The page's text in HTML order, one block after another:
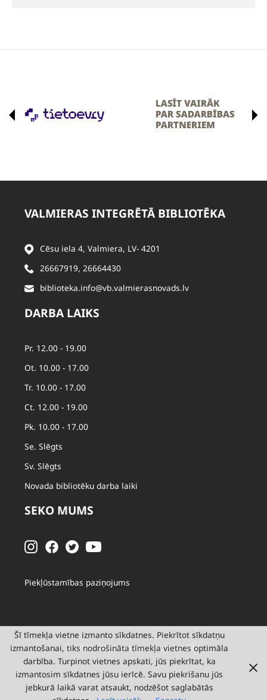
VALMIERAS INTEGRĒTĀ BIBLIOTĒKA
Cēsu iela 4, Valmiera, LV- 4201
26667919, 26664430
biblioteka.info@vb.valmierasnovads.lv
DARBA LAIKS
Pr. 12.00 - 19.00
Ot. 10.00 - 17.00
Tr. 10.00 - 17.00
Ct. 12.00 - 19.00
Pk. 10.00 - 17.00
Se. Slēgts
Sv. Slēgts
Novada bibliotēku darba laiki
SEKO MUMS
Piekļūstamības paziņojums
© 2026 Valmieras novada pašvaldība
Šī tīmekļa vietne izmanto sīkdatnes. Piekrītot sīkdatņu
izmantošanai, tiks nodrošināta tīmekļa vietnes optimāla
darbība. Turpinot vietnes apskati, jūs piekrītat, ka
izmantosim sīkdatnes jūsu ierīcē. Savu piekrišanu jūs
jebkurā laikā varat atsaukt, nodzēšot saglabātās